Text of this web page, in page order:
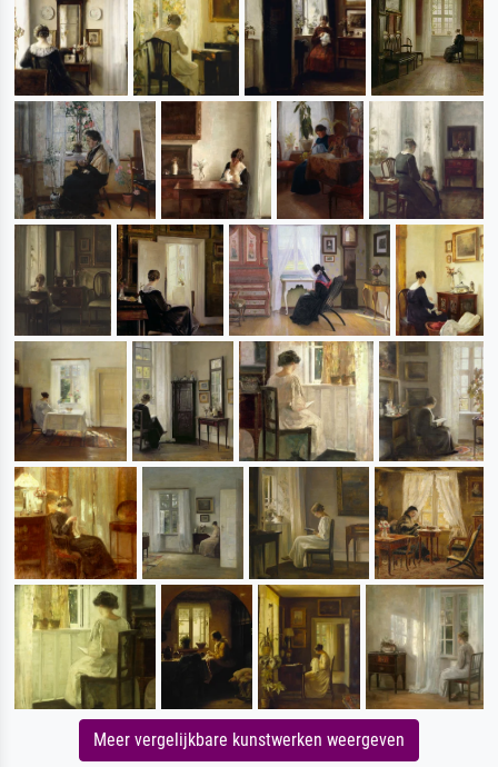
Meer vergelijkbare kunstwerken weergeven